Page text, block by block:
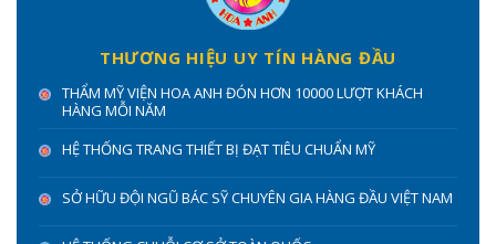
THƯƠNG HIỆU UY TÍN HÀNG ĐẦU
THẨM MỸ VIỆN HOA ANH ĐÓN HƠN 10000 LƯỢT KHÁCH
HÀNG MỖI NĂM
HỆ THỐNG TRANG THIẾT BỊ ĐẠT TIÊU CHUẨN MỸ
SỞ HỮU ĐỘI NGŨ BÁC SỸ CHUYÊN GIA HÀNG ĐẦU VIỆT NAM